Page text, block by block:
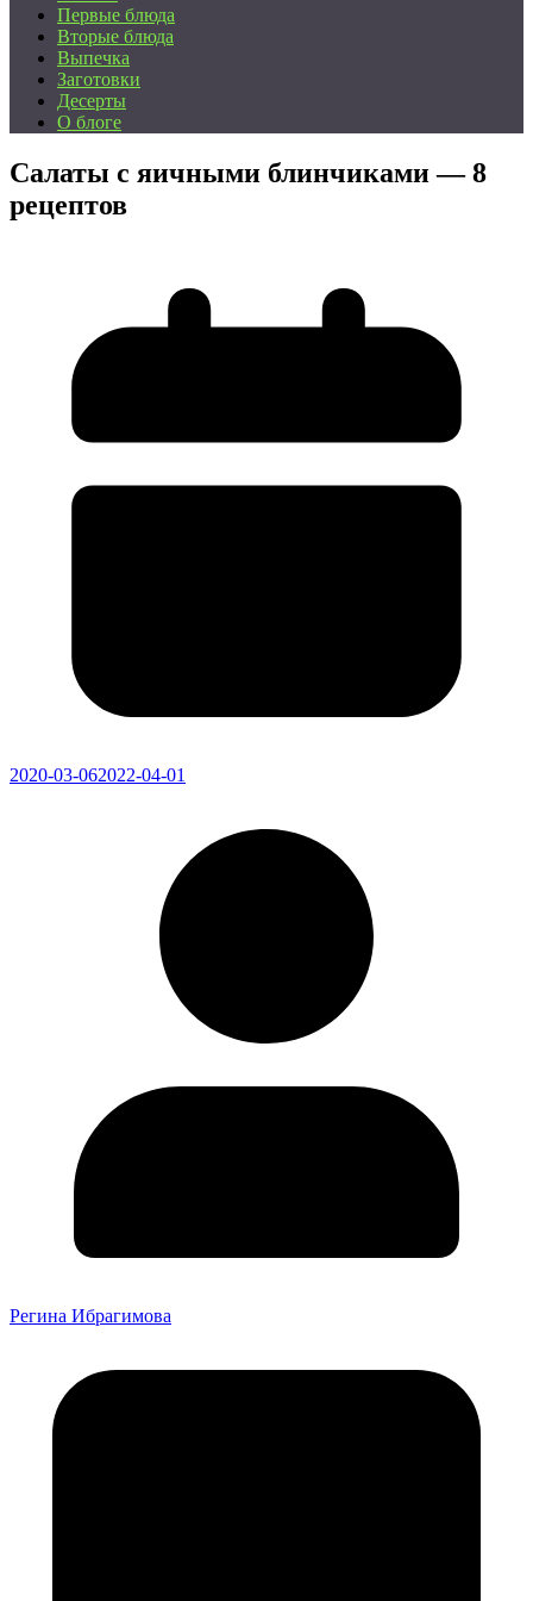
Первые блюда
Вторые блюда
Выпечка
Заготовки
Десерты
О блоге
Салаты с яичными блинчиками — 8
рецептов
2020-03-062022-04-01
Регина Ибрагимова